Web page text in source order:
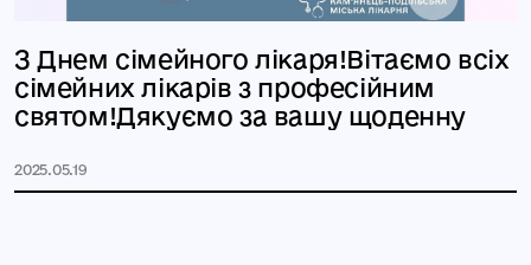
З Днем сімейного лікаря!Вітаємо всіх
сімейних лікарів з професійним
святом!Дякуємо за вашу щоденну
2025.05.19